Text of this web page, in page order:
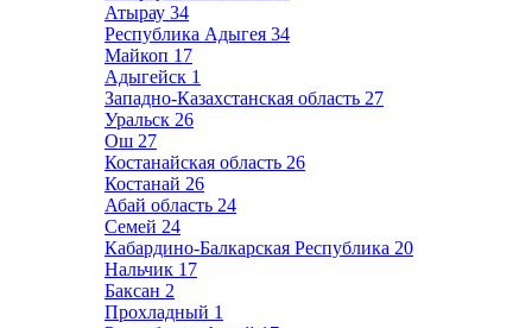
Атырау 34
Республика Адыгея 34
Майкоп 17
Адыгейск 1
Западно-Казахстанская область 27
Уральск 26
Ош 27
Костанайская область 26
Костанай 26
Абай область 24
Семей 24
Кабардино-Балкарская Республика 20
Нальчик 17
Баксан 2
Прохладный 1